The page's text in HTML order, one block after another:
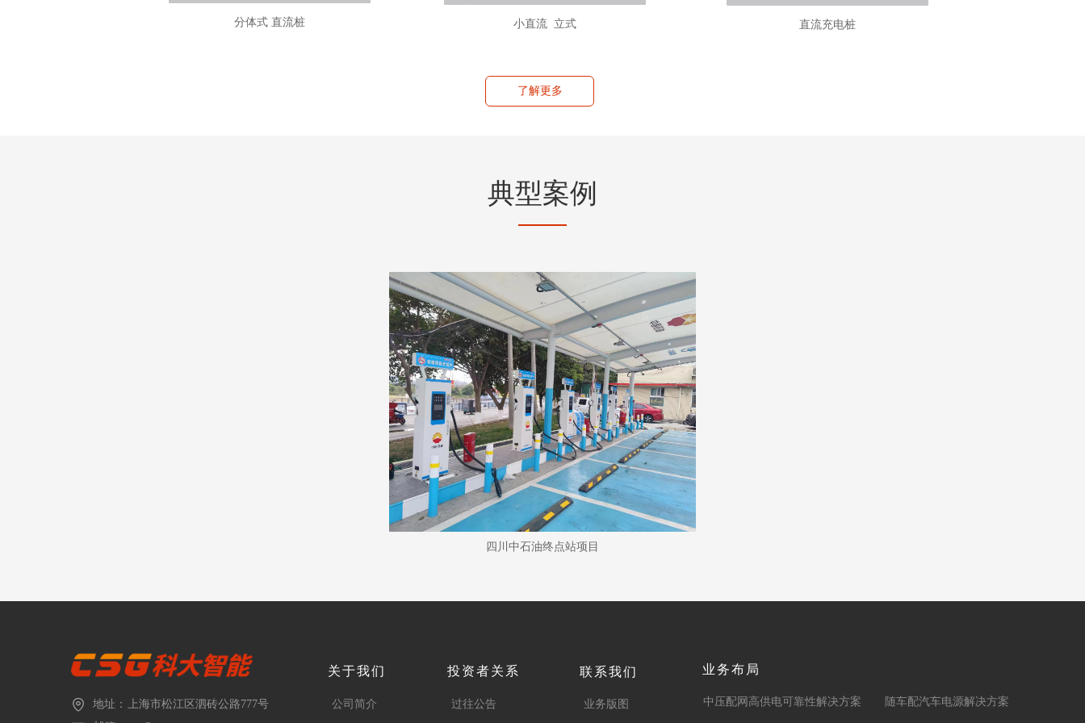
典型案例
四川中石油终点站项目
了解更多
分体式 直流桩 小直流 立式 直流充电桩
地址： 上海市松江区泗砖公路777号
中压配网高供电可靠性解决方案
业务布局
随车配汽车电源解决方案
公司简介
关于我们
过往公告
投资者关系
业务版图
联系我们